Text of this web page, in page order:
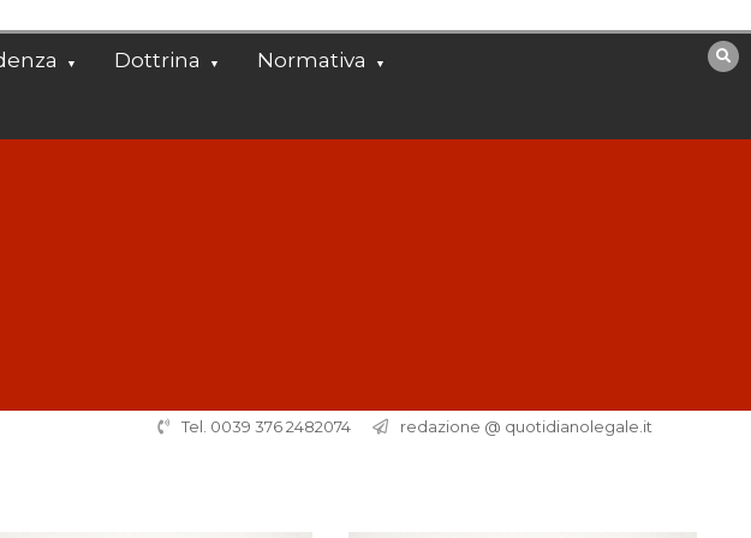
Dottrina Normativa
Tel. 0039 376 2482074 redazione @ quotidianolegale.it